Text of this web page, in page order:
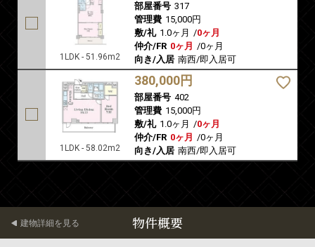
1LDK - 51.96m2
部屋番号 317
管理費 15,000円
敷/礼 1.0ヶ月 /0ヶ月
仲介/FR 0ヶ月 /0ヶ月
向き/入居 南西/即入居可
1LDK - 58.02m2
380,000円
部屋番号 402
管理費 15,000円
敷/礼 1.0ヶ月 /0ヶ月
仲介/FR 0ヶ月 /0ヶ月
向き/入居 南西/即入居可
物件概要
建物詳細を見る